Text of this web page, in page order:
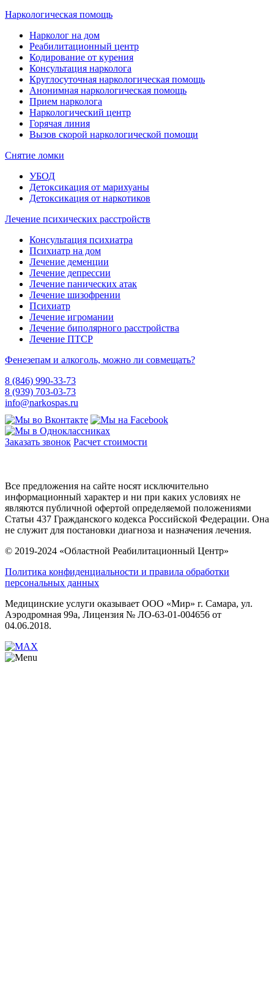
Наркологическая помощь
Нарколог на дом
Реабилитационный центр
Кодирование от курения
Консультация нарколога
Круглосуточная наркологическая помощь
Анонимная наркологическая помощь
Прием нарколога
Наркологический центр
Горячая линия
Вызов скорой наркологической помощи
Снятие ломки
УБОД
Детоксикация от марихуаны
Детоксикация от наркотиков
Лечение психических расстройств
Консультация психиатра
Психиатр на дом
Лечение деменции
Лечение депрессии
Лечение панических атак
Лечение шизофрении
Психиатр
Лечение игромании
Лечение биполярного расстройства
Лечение ПТСР
Фенезепам и алкоголь, можно ли совмещать?
8 (846) 990-33-73
8 (939) 703-03-73
info@narkospas.ru
Заказать звонок Расчет стоимости
Все предложения на сайте носят исключительно
информационный характер и ни при каких условиях не
являются публичной офертой определяемой положениями
Статьи 437 Гражданского кодекса Российской Федерации. Она
не служит для постановки диагноза и назначения лечения.
© 2019-2024 «Областной Реабилитационный Центр»
Политика конфиденциальности и правила обработки
персональных данных
Медицинские услуги оказывает ООО «Мир» г. Самара, ул.
Аэродромная 99а, Лицензия № ЛО-63-01-004656 от
04.06.2018.